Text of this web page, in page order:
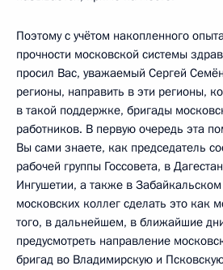
Поэтому с учётом накопленного
прочности московской системы
просил Вас, уважаемый Сергей
регионы, направить в эти регионы,
в такой поддержке, бригады
работников. В первую очередь эта
Вы сами знаете, как председатель
рабочей группы Госсовета, в
Ингушетии, а также в
московских коллег сделать это как
того, в дальнейшем, в ближайшие
предусмотреть направление
бригад во Владимирскую и